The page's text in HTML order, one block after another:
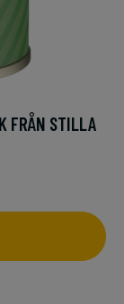
FRÅN STILLA